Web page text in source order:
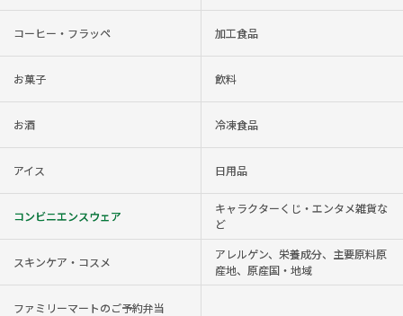
コーヒー・フラッペ 加工食品
お菓子 飲料
お酒 冷凍食品
アイス 日用品
コンビニエンスウェア
キャラクターくじ・エンタメ雑貨な
ど
スキンケア・コスメ
アレルゲン、栄養成分、主要原料原
産地、原産国・地域
ファミリーマートのご予約弁当